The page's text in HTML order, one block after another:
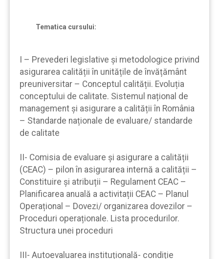
Tematica cursului:
I – Prevederi legislative și metodologice privind
asigurarea calității în unitățile de învățământ
preuniversitar – Conceptul calității. Evoluția
conceptului de calitate. Sistemul național de
management și asigurare a calității în România
– Standarde naționale de evaluare/ standarde
de calitate
II- Comisia de evaluare și asigurare a calității
(CEAC) – pilon în asigurarea internă a calității –
Constituire și atribuții – Regulament CEAC –
Planificarea anuală a activitații CEAC – Planul
Operațional – Dovezi/ organizarea dovezilor –
Proceduri operaționale. Lista procedurilor.
Structura unei proceduri
III- Autoevaluarea instituțională- condiție